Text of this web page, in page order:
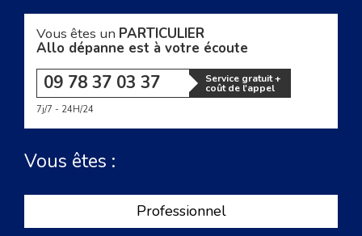
Vous êtes un PARTICULIER
Allo dépanne est à votre écoute
09 78 37 03 37 Service gratuit +
coût de l'appel
7j/7 - 24H/24
Vous êtes :
Professionnel